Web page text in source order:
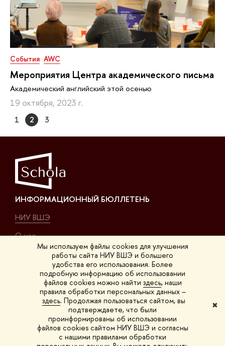
Мы используем файлы cookies для улучшения
работы сайта НИУ ВШЭ и большего
удобства его использования. Более
подробную информацию об использовании
файлов cookies можно найти здесь, наши
правила обработки персональных данных –
здесь. Продолжая пользоваться сайтом, вы
подтверждаете, что были
проинформированы об использовании
файлов cookies сайтом НИУ ВШЭ и согласны
с нашими правилами обработки
✖
События AWC
Мероприятия Центра академического письма
Академический английский этой осенью
19 октября, 2023 г.
1 2 3
ИНФОРМАЦИОННЫЙ БЮЛЛЕТЕНЬ
НИУ ВШЭ
О нас
КОНТАКТЫ
Покровский б-р, 11, K-411
на карте
на Покровке
schola@hse.ru